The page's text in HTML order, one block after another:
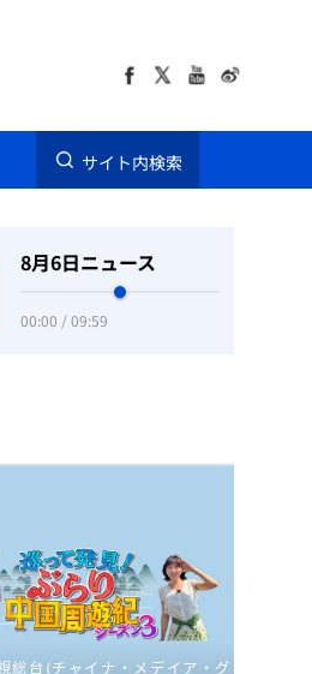
サイト内検索
8月6日ニュース
00:00 / 09:59